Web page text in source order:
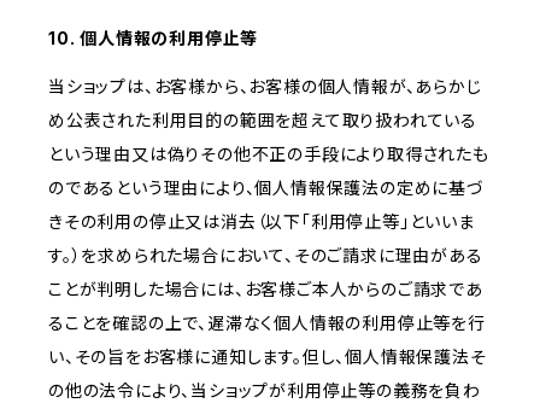
10. 個人情報の利用停止等
当ショップは、お客様から、お客様の個人情報が、あらかじ
め公表された利用目的の範囲を超えて取り扱われている
という理由又は偽りその他不正の手段により取得されたも
のであるという理由により、個人情報保護法の定めに基づ
きその利用の停止又は消去（以下「利用停止等」といいま
す。）を求められた場合において、そのご請求に理由がある
ことが判明した場合には、お客様ご本人からのご請求であ
ることを確認の上で、遅滞なく個人情報の利用停止等を行
い、その旨をお客様に通知します。但し、個人情報保護法そ
の他の法令により、当ショップが利用停止等の義務を負わ